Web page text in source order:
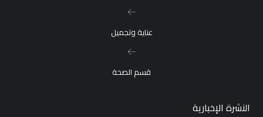
عناية وتجميل
قسم الصحة
النشرة الإخبارية